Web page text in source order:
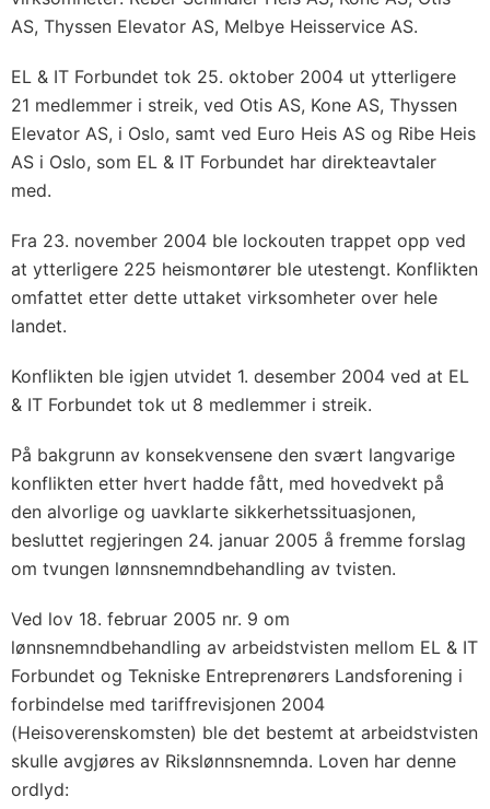
AS, Thyssen Elevator AS, Melbye Heisservice AS.
EL & IT Forbundet tok 25. oktober 2004 ut ytterligere
21 medlemmer i streik, ved Otis AS, Kone AS, Thyssen
Elevator AS, i Oslo, samt ved Euro Heis AS og Ribe Heis
AS i Oslo, som EL & IT Forbundet har direkteavtaler
med.
Fra 23. november 2004 ble lockouten trappet opp ved
at ytterligere 225 heismontører ble utestengt. Konflikten
omfattet etter dette uttaket virksomheter over hele
landet.
Konflikten ble igjen utvidet 1. desember 2004 ved at EL
& IT Forbundet tok ut 8 medlemmer i streik.
På bakgrunn av konsekvensene den svært langvarige
konflikten etter hvert hadde fått, med hovedvekt på
den alvorlige og uavklarte sikkerhetssituasjonen,
besluttet regjeringen 24. januar 2005 å fremme forslag
om tvungen lønnsnemndbehandling av tvisten.
Ved lov 18. februar 2005 nr. 9 om
lønnsnemndbehandling av arbeidstvisten mellom EL & IT
Forbundet og Tekniske Entreprenørers Landsforening i
forbindelse med tariffrevisjonen 2004
(Heisoverenskomsten) ble det bestemt at arbeidstvisten
skulle avgjøres av Rikslønnsnemnda. Loven har denne
ordlyd: